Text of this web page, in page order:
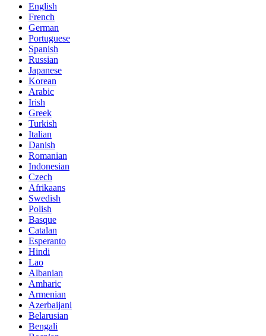
English
French
German
Portuguese
Spanish
Russian
Japanese
Korean
Arabic
Irish
Greek
Turkish
Italian
Danish
Romanian
Indonesian
Czech
Afrikaans
Swedish
Polish
Basque
Catalan
Esperanto
Hindi
Lao
Albanian
Amharic
Armenian
Azerbaijani
Belarusian
Bengali